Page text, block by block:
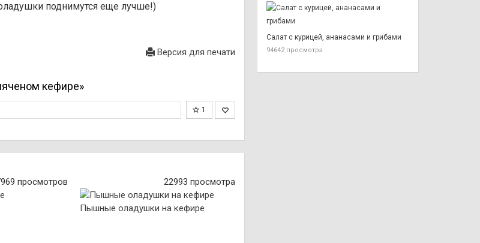
поднимутся еще лучше!)
Версия для печати
кефире»
1
просмотров 22993 просмотра
Пышные оладушки на кефире
Салат с курицей, ананасами и грибами
94642 просмотра